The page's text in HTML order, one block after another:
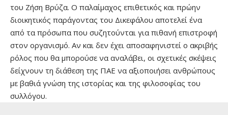
του Ζήση Βρύζα. Ο παλαίμαχος επιθετικός και πρώην
διοικητικός παράγοντας του Δικεφάλου αποτελεί ένα
από τα πρόσωπα που συζητούνται για πιθανή επιστροφή
στον οργανισμό. Αν και δεν έχει αποσαφηνιστεί ο ακριβής
ρόλος που θα μπορούσε να αναλάβει, οι σχετικές σκέψεις
δείχνουν τη διάθεση της ΠΑΕ να αξιοποιήσει ανθρώπους
με βαθιά γνώση της ιστορίας και της φιλοσοφίας του
συλλόγου.